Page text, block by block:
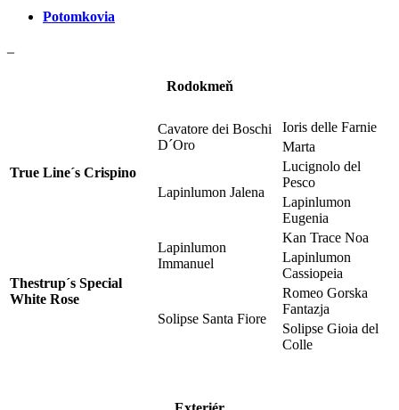
Potomkovia
–
Rodokmeň
True Line´s Crispino
Cavatore dei Boschi
D´Oro
Ioris delle Farnie
Marta
Lapinlumon Jalena
Lucignolo del
Pesco
Lapinlumon
Eugenia
Thestrup´s Special
White Rose
Lapinlumon
Immanuel
Kan Trace Noa
Lapinlumon
Cassiopeia
Solipse Santa Fiore
Romeo Gorska
Fantazja
Solipse Gioia del
Colle